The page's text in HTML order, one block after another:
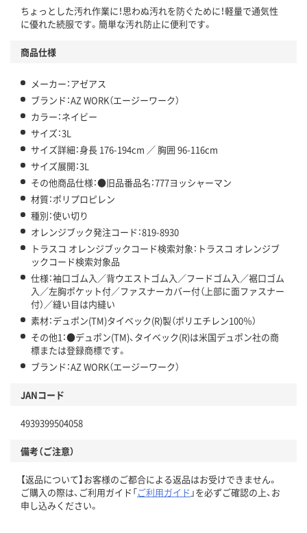
ちょっとした汚れ作業に！思わぬ汚れを防ぐために！軽量で通気性
に優れた続服です。簡単な汚れ防止に便利です。
商品仕様
メーカー：アゼアス
ブランド：AZ WORK（エージーワーク）
カラー：ネイビー
サイズ：3L
サイズ詳細：身長 176-194cm ／ 胸囲 96-116cm
サイズ展開：3L
その他商品仕様：●旧品番品名：777ヨッシャーマン
材質：ポリプロピレン
種別：使い切り
オレンジブック発注コード：819-8930
トラスコ オレンジブックコード検索対象：トラスコ オレンジブ
ックコード検索対象品
仕様：袖口ゴム入／背ウエストゴム入／フードゴム入／裾口ゴム
入／左胸ポケット付／ファスナーカバー付（上部に面ファスナー
付）／縫い目は内縫い
素材：デュポン(TM)タイベック(R)製（ポリエチレン100％）
その他1：●デュポン(TM)、タイベック(R)は米国デュポン社の商
標または登録商標です。
ブランド：AZ WORK（エージーワーク）
JANコード
4939399504058
備考（ご注意）
【返品について】お客様のご都合による返品はお受けできません。
ご購入の際は、ご利用ガイド「ご利用ガイド 」を必ずご確認の上、お
申し込みください。